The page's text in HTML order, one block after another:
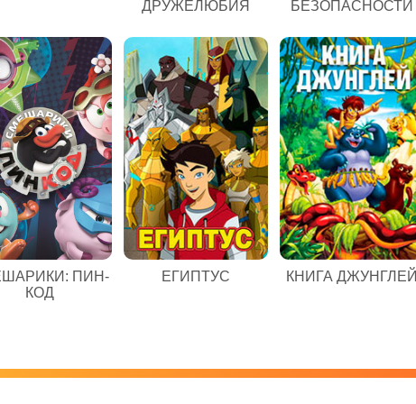
ДРУЖЕЛЮБИЯ БЕЗОПАСНОСТИ
ПИН-
КОД
ЕГИПТУС КНИГА ДЖУНГЛЕЙ